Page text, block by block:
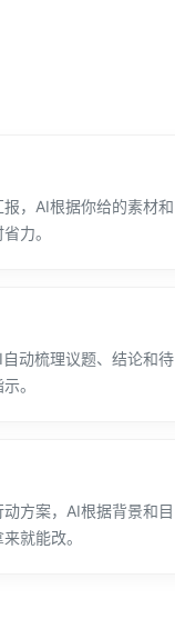
，AI根据你给的素材和
力。
动梳理议题、结论和待
。
方案，AI根据背景和目
就能改。